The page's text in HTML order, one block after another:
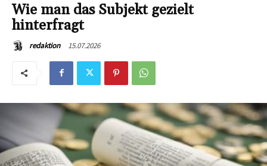
Wie man das Subjekt gezielt
hinterfragt
redaktion 15.07.2026